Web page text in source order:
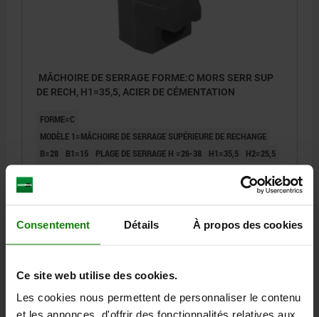
Consentement Détails À propos des cookies
Ce site web utilise des cookies.
Les cookies nous permettent de personnaliser le contenu
et les annonces, d'offrir des fonctionnalités relatives aux
MÂCHOIRE DE SERRAGE FORME:C MORS SERR SUP
DE RECH, H1=35,5, ACIER DE CÉMENTATION
FORME=C
MODÈLE 1=MÂCHOIRE DE SERRAGE SUPÉRIEURE DE RECHANGE
B=28
B1=15 PLAGE DE SERRAGE H =26-38 H1=35,5
H2=25,5
164,06 €
hors frais d’envoi